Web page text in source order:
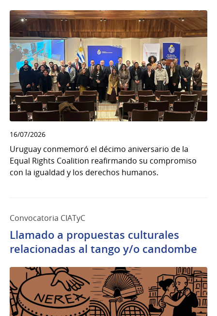
16/07/2026
Uruguay conmemoró el décimo aniversario de la
Equal Rights Coalition reafirmando su compromiso
con la igualdad y los derechos humanos.
Convocatoria CIATyC
Llamado a propuestas culturales
relacionadas al tango y/o candombe